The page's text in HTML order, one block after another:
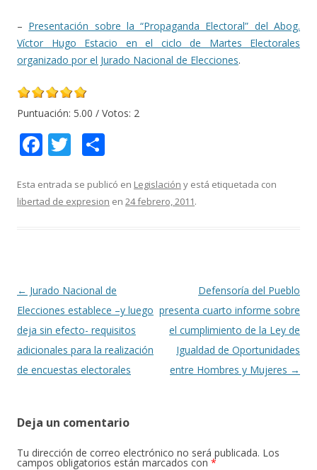
– Presentación sobre la “Propaganda Electoral” del Abog.
Víctor Hugo Estacio en el ciclo de Martes Electorales
organizado por el Jurado Nacional de Elecciones.
Puntuación: 5.00 / Votos: 2
F
e
b
k
T
itt
er
m
p
r
Esta entrada se publicó en Legislación y está etiquetada con
libertad de expresion en 24 febrero, 2011.
Navegación
de
entradas
← Jurado Nacional de
Elecciones establece –y luego
deja sin efecto- requisitos
adicionales para la realización
de encuestas electorales
Defensoría del Pueblo
presenta cuarto informe sobre
el cumplimiento de la Ley de
Igualdad de Oportunidades
entre Hombres y Mujeres →
Deja un comentario
Tu dirección de correo electrónico no será publicada. Los
campos obligatorios están marcados con *